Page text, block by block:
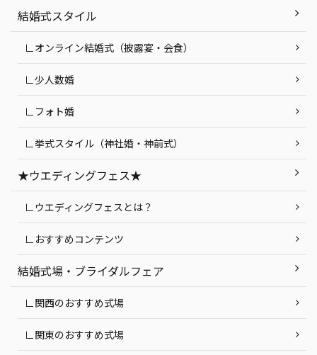
結婚式スタイル
∟オンライン結婚式（披露宴・会食）
∟少人数婚
∟フォト婚
∟挙式スタイル（神社婚・神前式）
★ウエディングフェス★
∟ウエディングフェスとは？
∟おすすめコンテンツ
結婚式場・ブライダルフェア
∟関西のおすすめ式場
∟関東のおすすめ式場